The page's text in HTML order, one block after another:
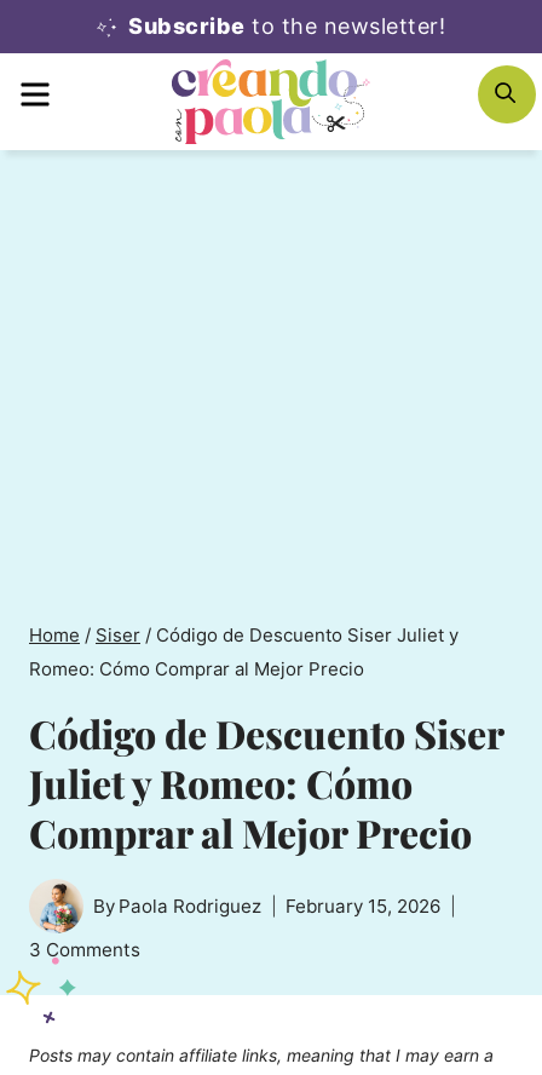
content
Subscribe to the newsletter!
MENU
Home / Siser / Código de Descuento Siser Juliet y
Romeo: Cómo Comprar al Mejor Precio
Código de Descuento Siser
Juliet y Romeo: Cómo
Comprar al Mejor Precio
By Paola Rodriguez
February 15, 2026
3 Comments
Posts may contain affiliate links, meaning that I may earn a